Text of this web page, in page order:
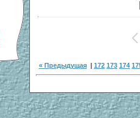
« Предыдущая | 172 173 174